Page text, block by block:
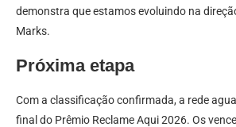
demonstra que estamos evoluindo na
Marks.
Próxima etapa
Com a classificação confirmada, a rede
final do Prêmio Reclame Aqui 2026. Os